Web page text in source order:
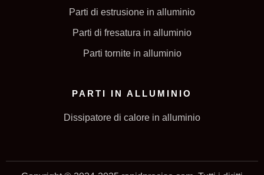
Parti di estrusione in alluminio
Parti di fresatura in alluminio
Parti tornite in alluminio
PARTI IN ALLUMINIO
Dissipatore di calore in alluminio